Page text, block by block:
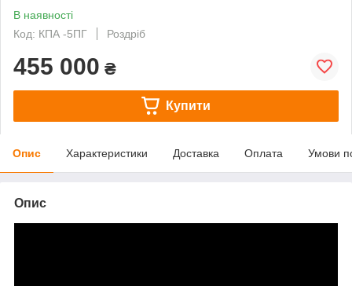
В наявності
Код: КПА -5ПГ
Роздріб
455 000 ₴
Купити
Опис Характеристики Доставка Оплата Умови
Опис